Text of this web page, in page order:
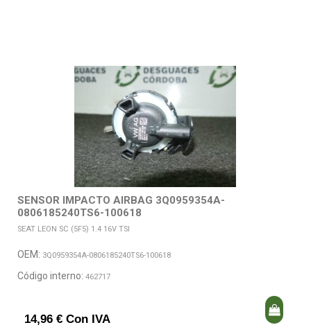
SENSOR IMPACTO AIRBAG 3Q0959354A-
0806185240TS6-100618
SEAT LEON SC (5F5) 1.4 16V TSI
OEM: 3Q0959354A-0806185240TS6-100618
Código interno: 462717
14,96 € Con IVA